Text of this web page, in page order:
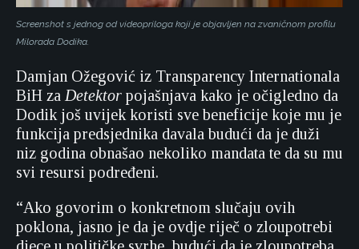
Screenshot s jednog od videopriloga koji je objavljen na zvaničnom profilu
Milorada Dodika.
Damjan Ožegović iz Transparency Internationala
BiH za Detektor pojašnjava kako je očigledno da
Dodik još uvijek koristi sve beneficije koje mu je
funkcija predsjednika davala budući da je duži
niz godina obnašao nekoliko mandata te da su mu
svi resursi podređeni.
“Ako govorim o konkretnom slučaju ovih
poklona, jasno je da je ovdje riječ o zloupotrebi